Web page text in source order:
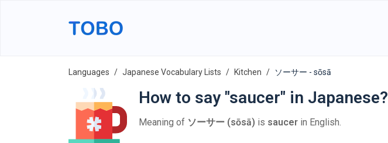
Languages Japanese Vocabulary Lists Kitchen ソーサー - sōsā
How to say "saucer" in Japanese?
Meaning of ソーサー (sōsā) is saucer in English.